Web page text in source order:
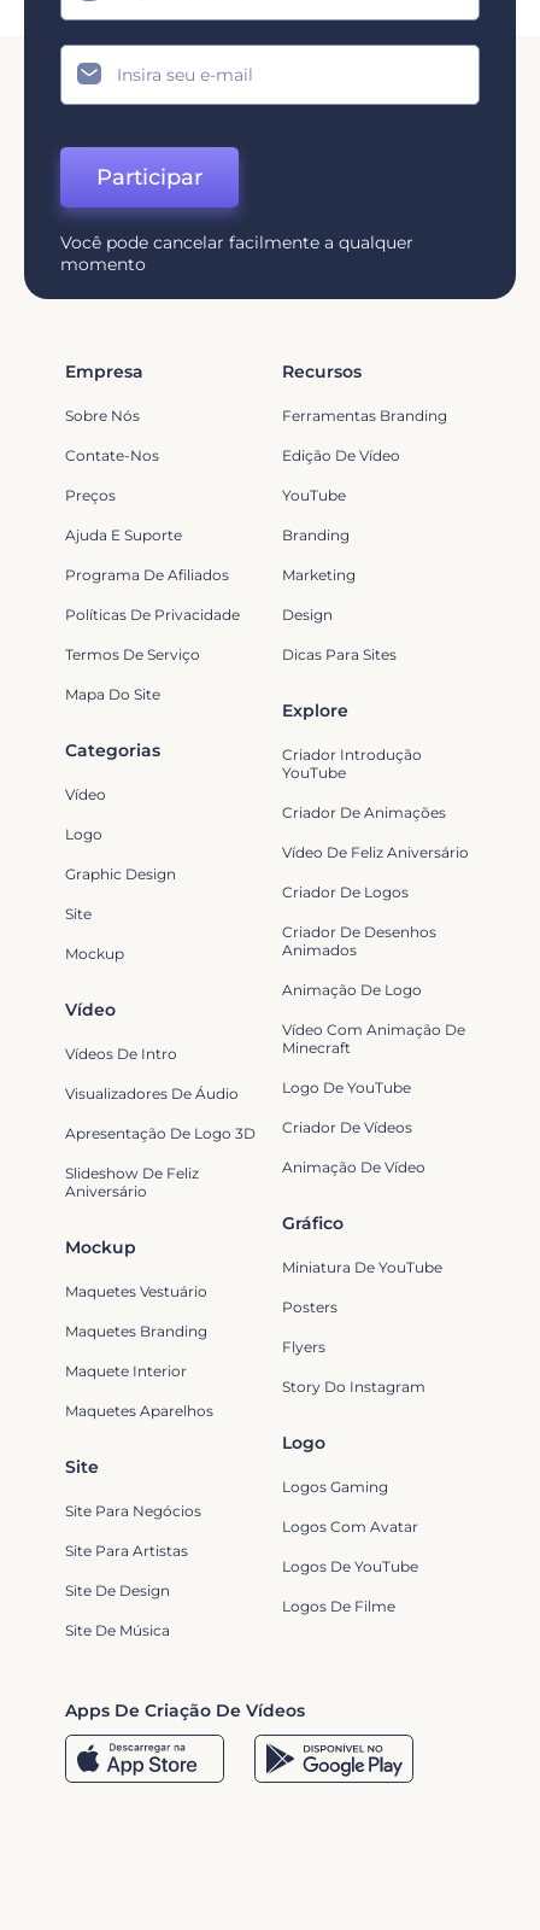
Participar
Você pode cancelar facilmente a qualquer
momento
Empresa
Sobre Nós
Contate-Nos
Preços
Ajuda E Suporte
Programa De Afiliados
Políticas De Privacidade
Termos De Serviço
Mapa Do Site
Mockup
Maquetes Vestuário
Maquetes Branding
Maquete Interior
Maquetes Aparelhos
Recursos
Ferramentas Branding
Edição De Vídeo
YouTube
Branding
Marketing
Design
Dicas Para Sites
Gráfico
Miniatura De YouTube
Posters
Flyers
Story Do Instagram
Categorias
Vídeo
Logo
Graphic Design
Site
Mockup
Logo
Logos Gaming
Logos Com Avatar
Logos De YouTube
Logos De Filme
Explore
Criador Introdução
YouTube
Criador De Animações
Vídeo De Feliz Aniversário
Criador De Logos
Criador De Desenhos
Animados
Animação De Logo
Vídeo Com Animação De
Minecraft
Logo De YouTube
Criador De Vídeos
Animação De Vídeo
Apps De Criação De Vídeos
Vídeo
Vídeos De Intro
Visualizadores De Áudio
Apresentação De Logo 3D
Slideshow De Feliz
Aniversário
Site
Site Para Negócios
Site Para Artistas
Site De Design
Site De Música